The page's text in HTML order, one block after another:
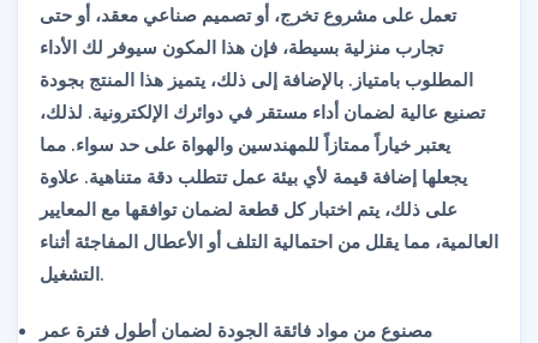
تعمل على مشروع تخرج، أو تصميم صناعي معقد، أو حتى
تجارب منزلية بسيطة، فإن هذا المكون سيوفر لك الأداء
المطلوب بامتياز. بالإضافة إلى ذلك، يتميز هذا المنتج بجودة
تصنيع عالية لضمان أداء مستقر في دوائرك الإلكترونية. لذلك،
يعتبر خياراً ممتازاً للمهندسين والهواة على حد سواء. مما
يجعلها إضافة قيمة لأي بيئة عمل تتطلب دقة متناهية. علاوة
على ذلك، يتم اختبار كل قطعة لضمان توافقها مع المعايير
العالمية، مما يقلل من احتمالية التلف أو الأعطال المفاجئة أثناء
التشغيل.
مصنوع من مواد فائقة الجودة لضمان أطول فترة عمر